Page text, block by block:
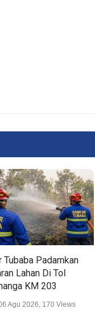
Tubaba Padamkan
Lahan Di Tol
KM 203
Agu 2026, 170 Views